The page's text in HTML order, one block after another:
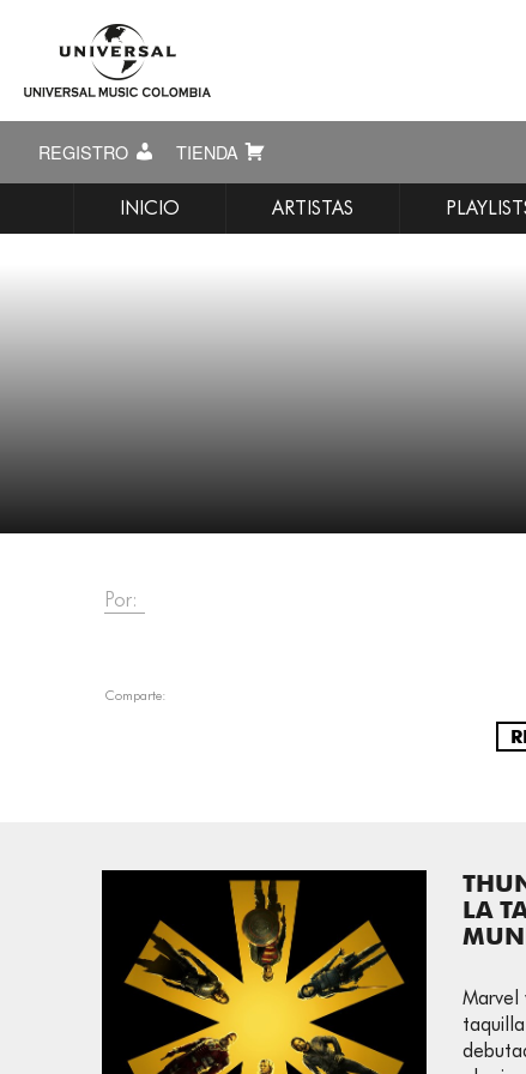
REGISTRO TIENDA
INICIO ARTISTAS
Por:
Comparte:
LA
Marvel